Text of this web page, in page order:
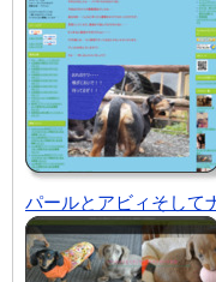
パールとアビィそして